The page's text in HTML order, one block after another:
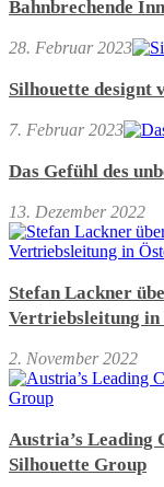
Bahnbrechende
28. Februar 2023
Silhouette designt
7. Februar 2023
Das Gefühl des
13. Dezember 2022
Stefan Lackner
Vertriebsleitung
2. November 2022
Austria’s Leading
Silhouette Group